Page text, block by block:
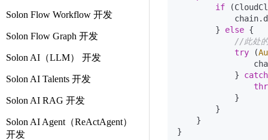
Solon Flow Workflow 开发
Solon Flow Graph 开发
Solon AI（LLM） 开发
Solon AI Talents 开发
Solon AI RAG 开发
Solon AI Agent（ReActAgent）
开发
if
        }
else {
//此处
try (
            }
catch
            }
        }
    }